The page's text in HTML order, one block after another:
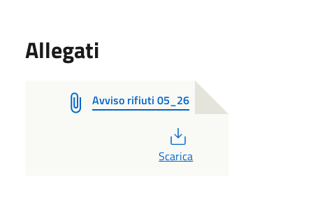
Allegati
Avviso rifiuti 05_26
Scarica